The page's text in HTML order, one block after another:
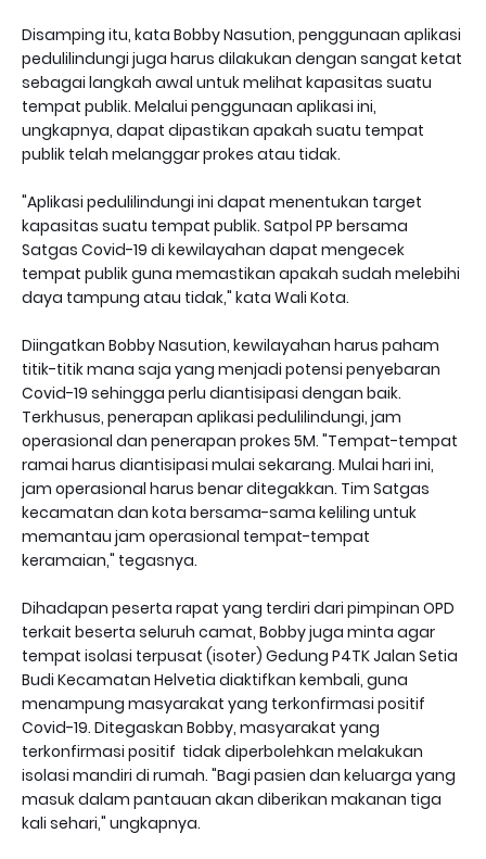
Disamping itu, kata Bobby Nasution, penggunaan aplikasi
pedulilindungi juga harus dilakukan dengan sangat ketat
sebagai langkah awal untuk melihat kapasitas suatu
tempat publik. Melalui penggunaan aplikasi ini,
ungkapnya, dapat dipastikan apakah suatu tempat
publik telah melanggar prokes atau tidak.
"Aplikasi pedulilindungi ini dapat menentukan target
kapasitas suatu tempat publik. Satpol PP bersama
Satgas Covid-19 di kewilayahan dapat mengecek
tempat publik guna memastikan apakah sudah melebihi
daya tampung atau tidak," kata Wali Kota.
Diingatkan Bobby Nasution, kewilayahan harus paham
titik-titik mana saja yang menjadi potensi penyebaran
Covid-19 sehingga perlu diantisipasi dengan baik.
Terkhusus, penerapan aplikasi pedulilindungi, jam
operasional dan penerapan prokes 5M. "Tempat-tempat
ramai harus diantisipasi mulai sekarang. Mulai hari ini,
jam operasional harus benar ditegakkan. Tim Satgas
kecamatan dan kota bersama-sama keliling untuk
memantau jam operasional tempat-tempat
keramaian," tegasnya.
Dihadapan peserta rapat yang terdiri dari pimpinan OPD
terkait beserta seluruh camat, Bobby juga minta agar
tempat isolasi terpusat (isoter) Gedung P4TK Jalan Setia
Budi Kecamatan Helvetia diaktifkan kembali, guna
menampung masyarakat yang terkonfirmasi positif
Covid-19. Ditegaskan Bobby, masyarakat yang
terkonfirmasi positif tidak diperbolehkan melakukan
isolasi mandiri di rumah. "Bagi pasien dan keluarga yang
masuk dalam pantauan akan diberikan makanan tiga
kali sehari," ungkapnya.